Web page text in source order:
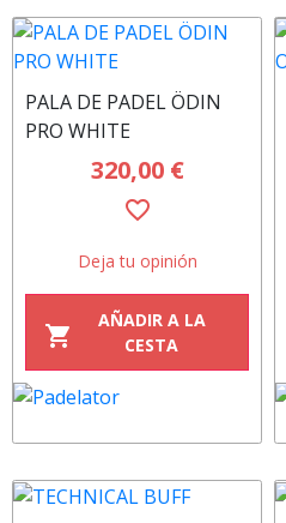
PALA DE PADEL ÖDIN
PRO WHITE
320,00 €
favorite_border
Deja tu opinión
shopping_cart
AÑADIR A LA
CESTA